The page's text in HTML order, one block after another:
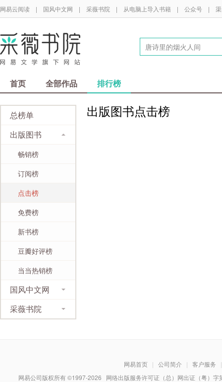
网易云阅读 | 国风中文网 | 采薇书院 | 从电脑上导入书籍 | 公众号 |
首页 全部作品 排行榜
总榜单
出版图书
畅销榜
订阅榜
点击榜
免费榜
新书榜
豆瓣好评榜
当当热销榜
国风中文网
采薇书院
出版图书点击榜
网易首页 | 公司简介 | 客户服务
|
网易公司版权所有 ©1997-2026 网络出版服务许可证（总）网出证（粤）